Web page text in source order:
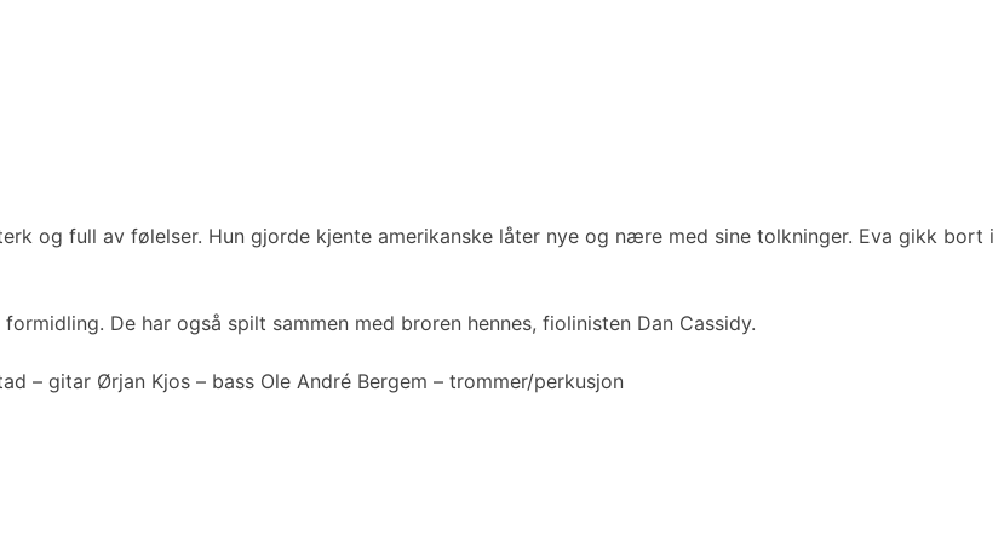
og full av følelser. Hun gjorde kjente amerikanske låter nye og nære med sine tolkninger. Eva gikk bort i
De har også spilt sammen med broren hennes, fiolinisten Dan Cassidy.
– gitar Ørjan Kjos – bass Ole André Bergem – trommer/perkusjon